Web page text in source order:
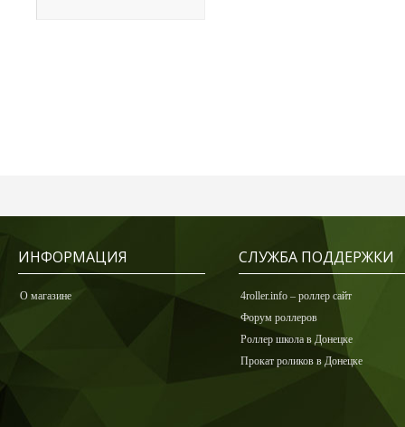
ИНФОРМАЦИЯ
О магазине
СЛУЖБА ПОДДЕРЖКИ
4roller.info – роллер сайт
Форум роллеров
Роллер школа в Донецке
Прокат роликов в Донецке